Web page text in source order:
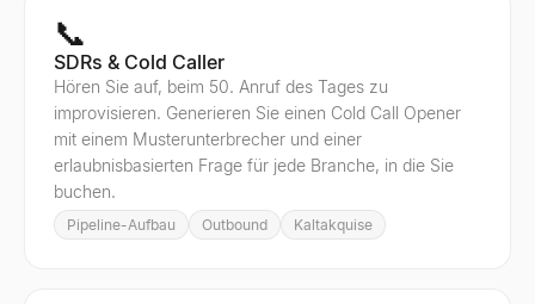
📞
SDRs & Cold Caller
Hören Sie auf, beim 50. Anruf des Tages zu
improvisieren. Generieren Sie einen Cold Call Opener
mit einem Musterunterbrecher und einer
erlaubnisbasierten Frage für jede Branche, in die Sie
buchen.
Pipeline-Aufbau Outbound Kaltakquise